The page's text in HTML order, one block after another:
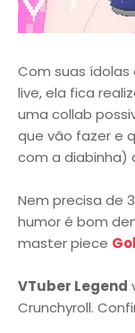
Com suas
live, ela fica
uma collab
que vão fazer e
com a diabinha)
Nem precisa de
humor é bom
master piece
VTuber Legend
Crunchyroll.